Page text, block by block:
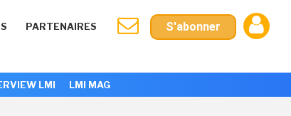
PARTENAIRES S'abonner
LMI LMI MAG